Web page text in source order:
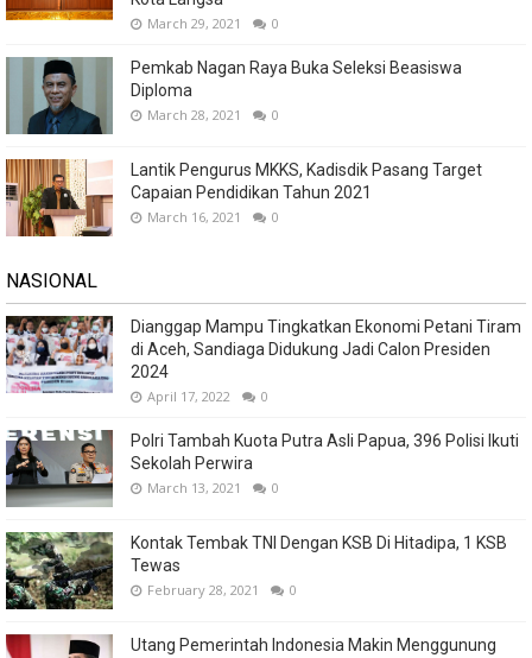
March 29, 2021 0
Pemkab Nagan Raya Buka Seleksi Beasiswa
Diploma
March 28, 2021 0
Lantik Pengurus MKKS, Kadisdik Pasang Target
Capaian Pendidikan Tahun 2021
March 16, 2021 0
NASIONAL
Dianggap Mampu Tingkatkan Ekonomi Petani Tiram
di Aceh, Sandiaga Didukung Jadi Calon Presiden
2024
April 17, 2022 0
Polri Tambah Kuota Putra Asli Papua, 396 Polisi Ikuti
Sekolah Perwira
March 13, 2021 0
Kontak Tembak TNI Dengan KSB Di Hitadipa, 1 KSB
Tewas
February 28, 2021 0
Utang Pemerintah Indonesia Makin Menggunung